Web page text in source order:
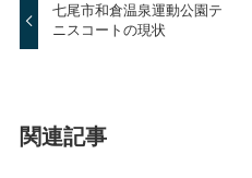
七尾市和倉温泉運動公園テ
ニスコートの現状
関連記事